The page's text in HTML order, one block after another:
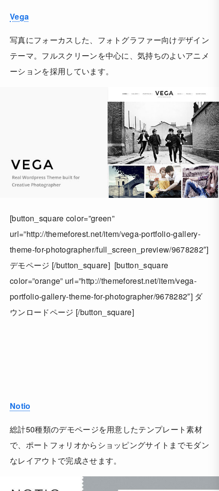
Vega
写真にフォーカスした、フォトグラファー向けデザイン
テーマ。フルスクリーンを中心に、気持ちのよいアニメ
ーションを採用しています。
[button_square color=”green”
url=”http://themeforest.net/item/vega-portfolio-gallery-
theme-for-photographer/full_screen_preview/9678282″]
デモページ [/button_square] [button_square
color=”orange” url=”http://themeforest.net/item/vega-
portfolio-gallery-theme-for-photographer/9678282″] ダ
ウンロードページ [/button_square]
Notio
総計50種類のデモページを用意したテンプレート素材
で、ポートフォリオからショッピングサイトまでモダン
なレイアウトで完成させます。